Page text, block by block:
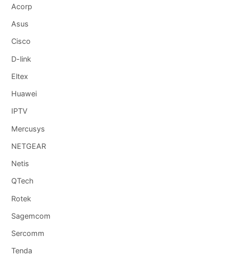
Acorp
Asus
Cisco
D-link
Eltex
Huawei
IPTV
Mercusys
NETGEAR
Netis
QTech
Rotek
Sagemcom
Sercomm
Tenda